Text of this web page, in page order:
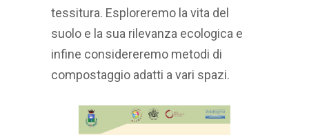
tessitura. Esploreremo la vita del
suolo e la sua rilevanza ecologica e
infine considereremo metodi di
compostaggio adatti a vari spazi.